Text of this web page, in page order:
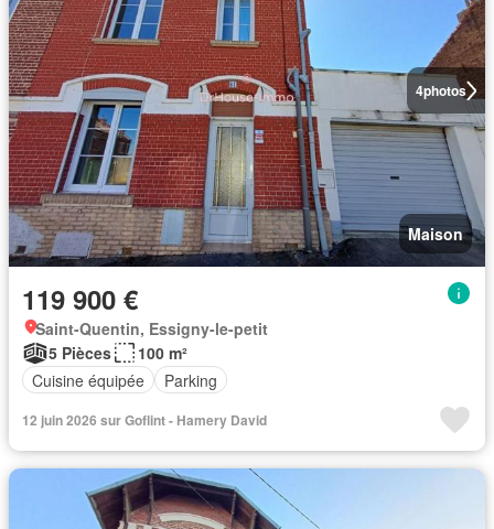
4photos
Maison
119 900 €
Saint-Quentin, Essigny-le-petit
5 Pièces
100 m²
Cuisine équipée
Parking
12 juin 2026 sur Goflint - Hamery David